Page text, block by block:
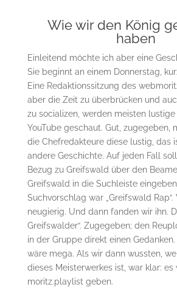
Wie wir den König
haben
Einleitend möchte ich aber eine
Sie beginnt an einem Donnerstag,
Eine Redaktionssitzung des
aber die Zeit zu überbrücken und
zu socializen, werden meisten
YouTube geschaut. Gut, zugegeben,
die Chefredakteure diese lustig, das
andere Geschichte. Auf jeden Fall
Bezug zu Greifswald über den
Greifswald in die Suchleiste
Suchvorschlag war „Greifswald
neugierig. Und dann fanden wir ihn.
Greifswalder“. Zugegeben; den
in der Gruppe direkt einen
wäre mega. Als wir dann wussten,
dieses Meisterwerkes ist, war klar: es
moritz.playlist geben.